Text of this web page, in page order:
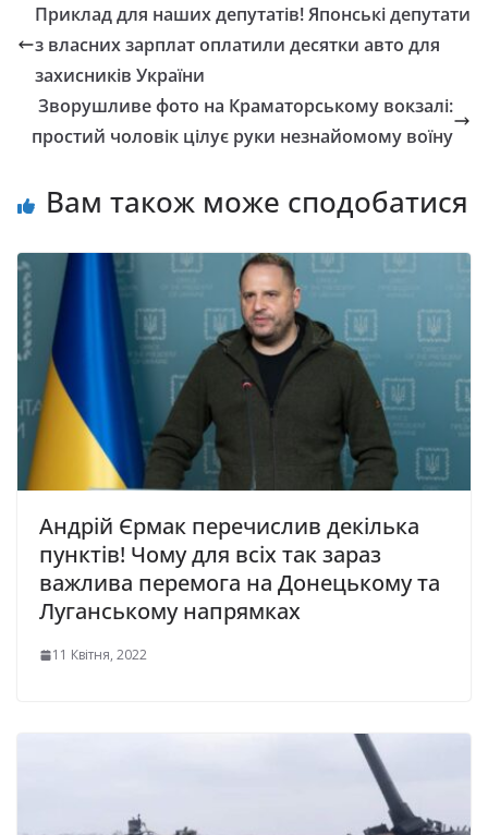
Приклад для наших депутатів! Японські депутати
з власних зарплат оплатили десятки авто для
захисників України
Зворушливе фото на Краматорському вокзалі:
простий чоловік цілує руки незнайомому воїну
Вам також може сподобатися
Андрій Єрмак перечислив декілька
пунктів! Чому для всіх так зараз
важлива перемога на Донецькому та
Луганському напрямках
11 Квітня, 2022